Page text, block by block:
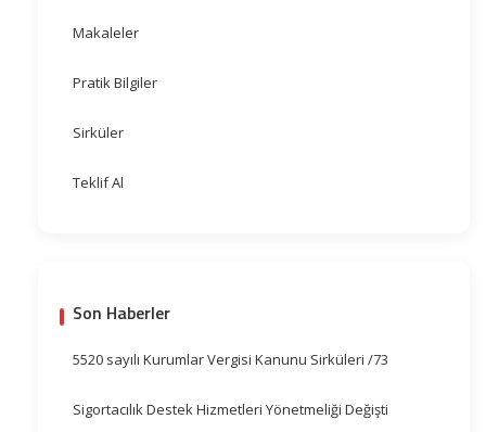
Makaleler
Pratik Bilgiler
Sirküler
Teklif Al
Son Haberler
5520 sayılı Kurumlar Vergisi Kanunu Sirküleri /73
Sigortacılık Destek Hizmetleri Yönetmeliği Değişti